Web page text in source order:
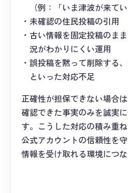
（例：「いま津波が来て
未確認の住民投稿の引用
古い情報を固定投稿のま
況がわかりにくい運用
誤投稿を黙って削除する
といった対応不足
正確性が担保できない場合
確認できた事実のみを誠実
す。こうした対応の積み重
公式アカウントの信頼性を
情報を受け取れる環境につな